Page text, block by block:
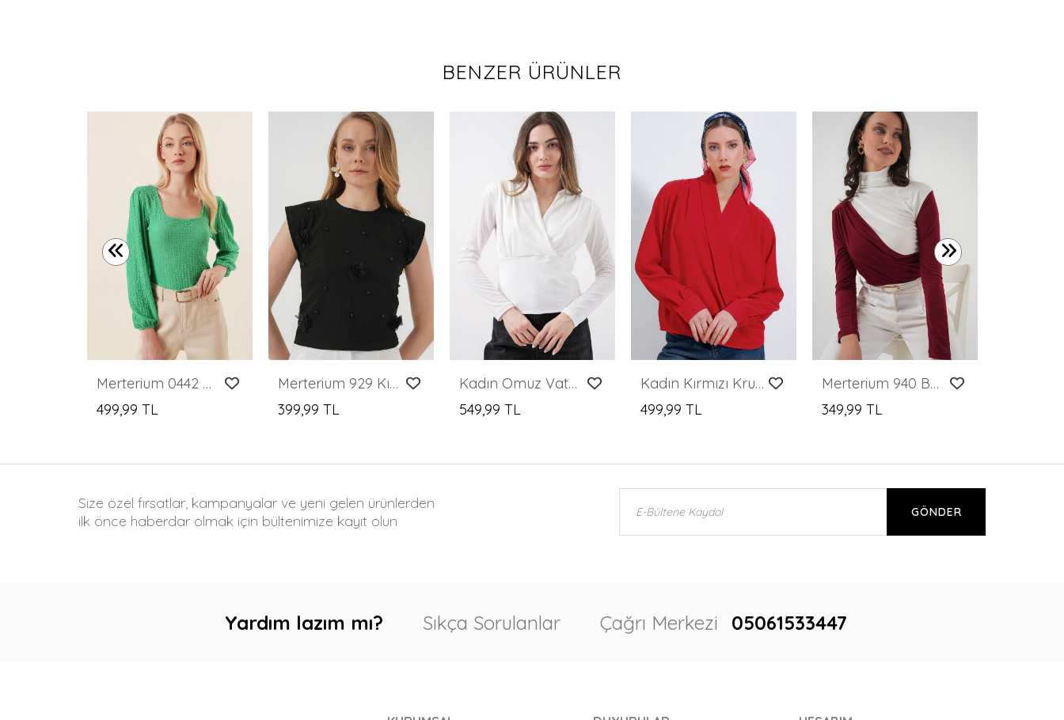
BENZER ÜRÜNLER
Merterium 0442 Uzun Kollu Bluz - Yeşil
499,99 TL
Merterium 929 Kısa Kol Örme Bluz - Siyah
399,99 TL
Kadın Omuz Vatkalı Kruvaze Yaka Bluz 942 - Beyaz
549,99 TL
Kadın Kırmızı Kruvaze Yaka Dökümlü Saten Bluz 0492
499,99 TL
Merterium 940 Büzgü Detaylı Sandy Bluz - Bordo
349,99 TL
Size özel fırsatlar, kampanyalar ve yeni gelen ürünlerden
ilk önce haberdar olmak için bültenimize kayıt olun
GÖNDER
Yardım lazım mı? Sıkça Sorulanlar Çağrı Merkezi 05061533447